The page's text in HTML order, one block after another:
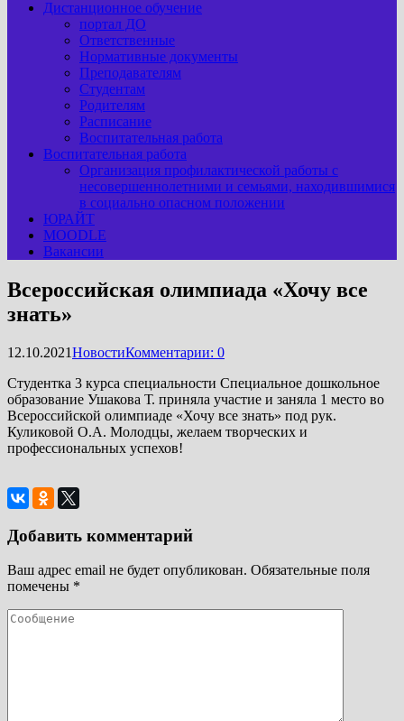
Дистанционное обучение
портал ДО
Ответственные
Нормативные документы
Преподавателям
Студентам
Родителям
Расписание
Воспитательная работа
Воспитательная работа
Организация профилактической работы с
несовершеннолетними и семьями, находившимися
в социально опасном положении
ЮРАЙТ
MOODLE
Вакансии
Всероссийская олимпиада «Хочу все
знать»
12.10.2021НовостиКомментарии: 0
Студентка 3 курса специальности Специальное дошкольное
образование Ушакова Т. приняла участие и заняла 1 место во
Всероссийской олимпиаде «Хочу все знать» под рук.
Куликовой О.А. Молодцы, желаем творческих и
профессиональных успехов!
Добавить комментарий
Ваш адрес email не будет опубликован. Обязательные поля
помечены *